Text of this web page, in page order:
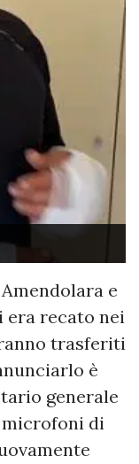
e
era recato nei
trasferiti
è
generale
di